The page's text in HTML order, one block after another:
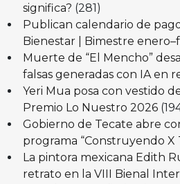
significa? (281)
Publican calendario de
Bienestar | Bimestre
Muerte de “El Mencho”
falsas generadas con IA en
Yeri Mua posa con vestido
Premio Lo Nuestro 2026
Gobierno de Tecate abre
programa “Construyendo X
La pintora mexicana Edith
retrato en la VIII Bienal